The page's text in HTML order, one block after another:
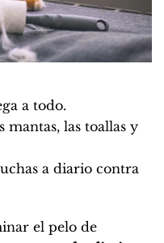
a todo.
mantas, las toallas y
a diario contra
el pelo de